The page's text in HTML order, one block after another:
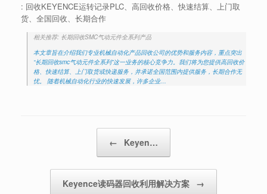
: 回收KEYENCE运转记录PLC、高回收价格、快速结算、上门取
货、全国回收、长期合作
相关推荐: 长期回收SMC气动元件全系列产品
本文章旨在介绍我们专业机械自动化产品回收公司的优势和服务内容，重点突出
“长期回收smc气动元件全系列”这一业务的核心竞争力。我们将为您提供高回收价
格、快速结算、上门取货或快递服务，并承诺全国范围内提供服务，长期合作无
忧。 随着机械自动化行业的快速发展，许多企业…
← Keyen…
Keyence读码器回收利用解决方案 →